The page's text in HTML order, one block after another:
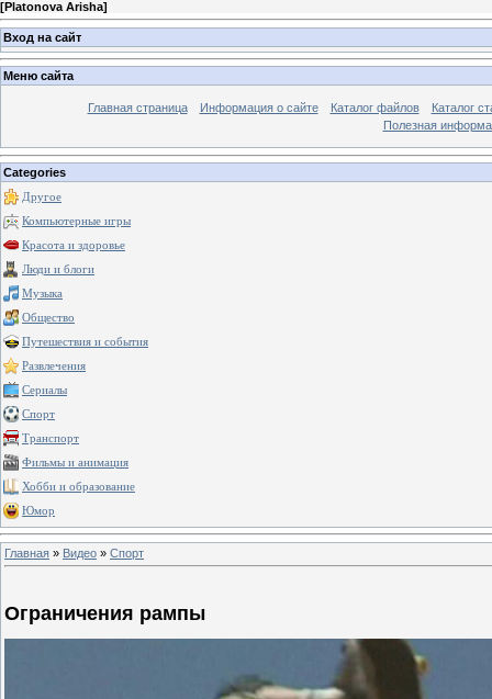
[Platonova Arisha]
Вход на сайт
Меню сайта
Главная страница Информация о сайте Каталог файлов
Каталог
Полезная
Categories
Другое
Компьютерные игры
Красота и здоровье
Люди и блоги
Музыка
Общество
Путешествия и события
Развлечения
Сериалы
Спорт
Транспорт
Фильмы и анимация
Хобби и образование
Юмор
Главная » Видео » Спорт
Ограничения рампы